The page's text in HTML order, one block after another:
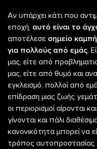
Αν υπάρχει κάτι που
εποχή, αυτό είναι το
αποτέλεσε σημείο
για πολλούς από εμάς.
μας, είτε από
μας, είτε από θυμό και
εγκλεισμό, πολλοί από
επίδραση μιας ζωής
οι περιορισμοί αίρονται
γίνονται και πάλι
κανονικότητα μπορεί να
τρόπος αυτοπροστασίας